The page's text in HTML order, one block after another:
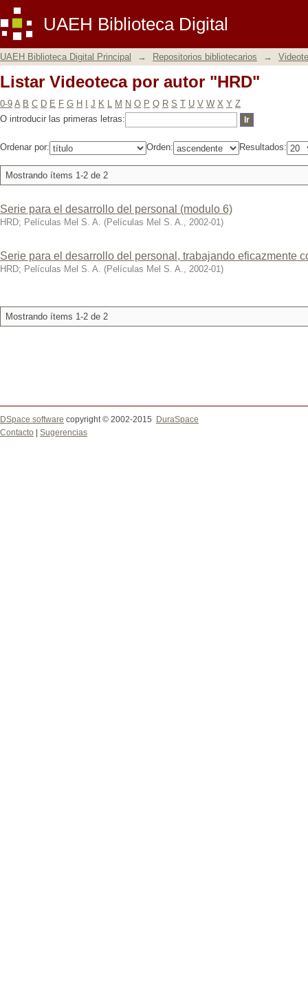
UAEH Biblioteca Digital
Listar Videoteca por autor "HRD"
UAEH Biblioteca Digital Principal → Repositorios bibliotecarios →
Listar Videoteca por autor "HRD"
0-9 A B C D E F G H J K L M N O P Q R S T U V W X Y Z
O introducir las primeras letras:
Ordenar por: Orden: Resultados:
Mostrando ítems 1-2 de 2
Serie para el desarrollo del personal (modulo 6)
HRD; Películas Mel S. A. (Películas Mel S. A., 2002-01)
Serie para el desarrollo del personal, trabajando eficazmente
HRD; Películas Mel S. A. (Películas Mel S. A., 2002-01)
Mostrando ítems 1-2 de 2
DSpace software copyright © 2002-2015
DuraSpace
Contacto
Sugerencias